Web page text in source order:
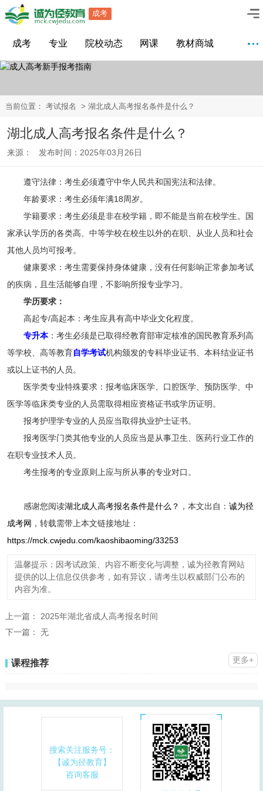
成考
成考 专业 院校动态 网课 教材商城
当前位置： 考试报名 > 湖北成人高考报名条件是什么？
湖北成人高考报名条件是什么？
来源： 发布时间：2025年03月26日
遵守法律：考生必须遵守中华人民共和国宪法和法律。
年龄要求：考生必须年满18周岁。
学籍要求：考生必须是非在校学籍，即不能是当前在校学生。国
家承认学历的各类高、中等学校在校生以外的在职、从业人员和社会
其他人员均可报考。
健康要求：考生需要保持身体健康，没有任何影响正常参加考试
的疾病，且生活能够自理，不影响所报专业学习。
学历要求：
高起专/高起本：考生应具有高中毕业文化程度。
专升本：考生必须是已取得经教育部审定核准的国民教育系列高
等学校、高等教育自学考试机构颁发的专科毕业证书、本科结业证书
或以上证书的人员。
医学类专业特殊要求：报考临床医学、口腔医学、预防医学、中
医学等临床类专业的人员需取得相应资格证书或学历证明。
报考护理学专业的人员应当取得执业护士证书。
报考医学门类其他专业的人员应当是从事卫生、医药行业工作的
在职专业技术人员。
考生报考的专业原则上应与所从事的专业对口。
感谢您阅读湖北成人高考报名条件是什么？ ，本文出自： 诚为径
成考网 ，转载需带上本文链接地址：
https://mck.cwjedu.com/kaoshibaoming/33253
温馨提示：因考试政策、内容不断变化与调整，诚为径教育网站
提供的以上信息仅供参考，如有异议，请考生以权威部门公布的
内容为准。
上一篇： 2025年湖北省成人高考报名时间
下一篇： 无
课程推荐 更多+
搜索关注服务号：
【诚为径教育】
咨询客服